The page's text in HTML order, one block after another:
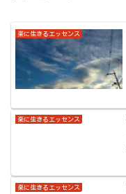
楽に生きるエッセンス
楽に生きるエッセンス
楽に生きるエッセンス